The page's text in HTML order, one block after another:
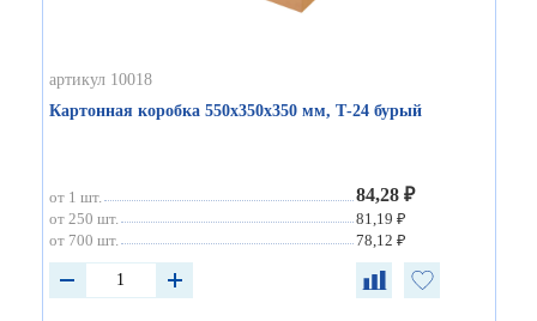
артикул 10018
Картонная коробка 550х350х350 мм, Т-24 бурый
от 1 шт. 84,28 ₽
от 250 шт.
81,19 ₽
от 700 шт.
78,12 ₽